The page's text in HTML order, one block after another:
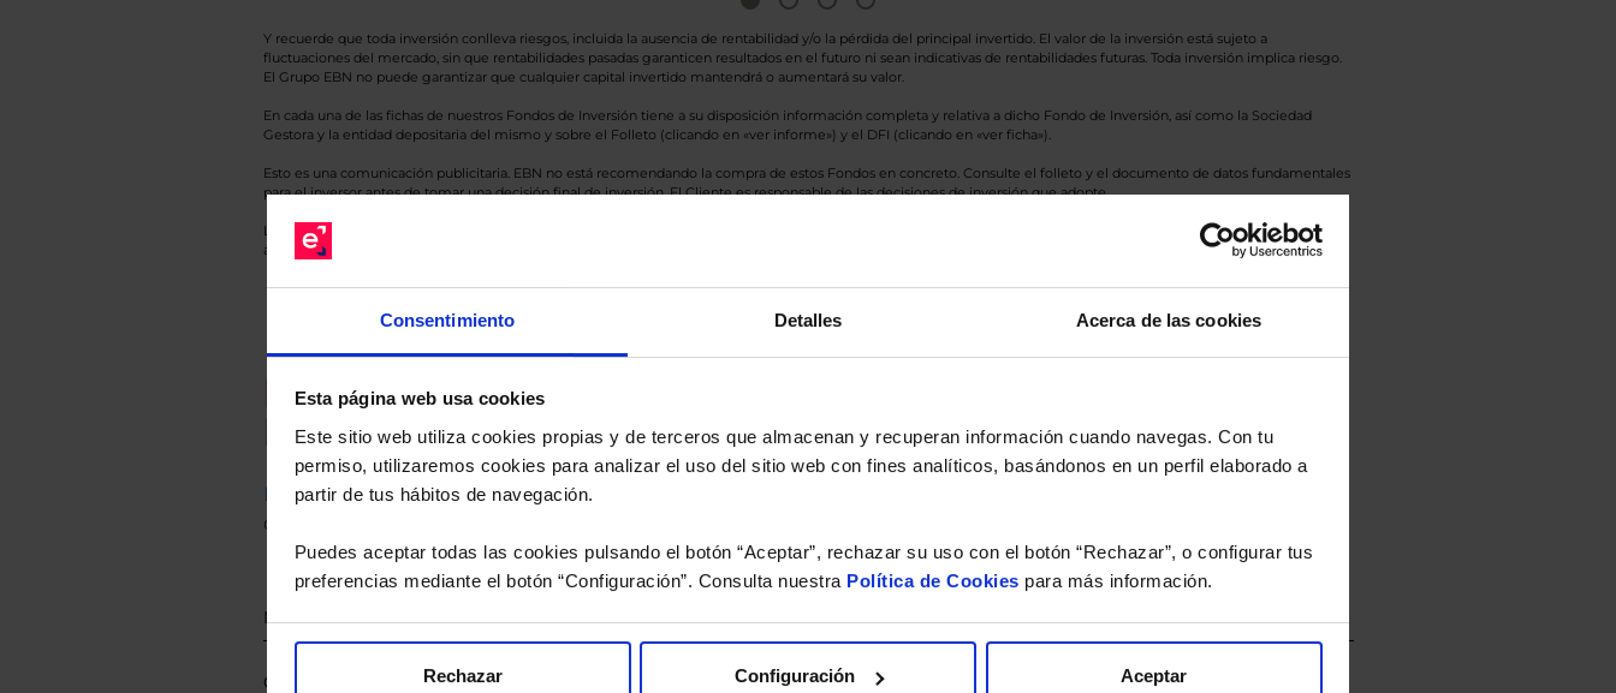
Consentimiento Detalles Acerca de las cookies
Esta página web usa cookies
Este sitio web utiliza cookies propias y de terceros que almacenan y recuperan información cuando navegas. Con tu
permiso, utilizaremos cookies para analizar el uso del sitio web con fines analíticos, basándonos en un perfil elaborado a
partir de tus hábitos de navegación.
Puedes aceptar todas las cookies pulsando el botón “Aceptar”, rechazar su uso con el botón “Rechazar”, o configurar tus
preferencias mediante el botón “Configuración”. Consulta nuestra Política de Cookies para más información.
Rechazar Configuración Aceptar
Y recuerde que toda inversión conlleva riesgos, incluida la ausencia de rentabilidad y/o la pérdida del principal invertido. El valor de la inversión está sujeto a
fluctuaciones del mercado, sin que rentabilidades pasadas garanticen resultados en el futuro ni sean indicativas de rentabilidades futuras. Toda inversión implica riesgo.
El Grupo EBN no puede garantizar que cualquier capital invertido mantendrá o aumentará su valor.
En cada una de las fichas de nuestros Fondos de Inversión tiene a su disposición información completa y relativa a dicho Fondo de Inversión, así como la Sociedad
Gestora y la entidad depositaria del mismo y sobre el Folleto (clicando en «ver informe») y el DFI (clicando en «ver ficha»).
Esto es una comunicación publicitaria. EBN no está recomendando la compra de estos Fondos en concreto. Consulte el folleto y el documento de datos fundamentales
para el inversor antes de tomar una decisión final de inversión. El Cliente es responsable de las decisiones de inversión que adopte.
Los datos de rentabilidad mostrados hacen referencia a los Valores Liquidativos del Fondo al cierre de la última sesión, y se calculan de Valor Liquidativo de la sesión
anterior a Valor Liquidativo actual con reinversión de dividendos si el fondo es de reparto. Todas las rentabilidades mostradas están en la divisa Euro.
Recomendado.
Le hacemos un estudio gratuito de su cartera.
Descárguese el archivoe indíquenos los ISINs de sus Fondos y nuestros expertos le enviarán un estudio gratuito
de sus alternativas de Clases Limpias con las que podrá ahorrar en sus costes.